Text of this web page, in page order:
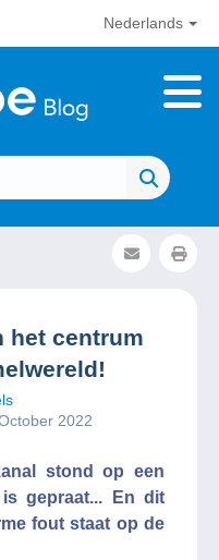
Nederlands
het centrum
2022
stond op een
gepraat... En dit
fout staat op de